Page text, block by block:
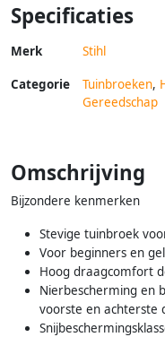
Specificaties
Merk Stihl
Categorie Tuinbroeken,
Gereedschap
Omschrijving
Bijzondere kenmerken
Stevige tuinbroek
Voor beginners en
Hoog draagcomfort
Nierbescherming en
voorste en achterste